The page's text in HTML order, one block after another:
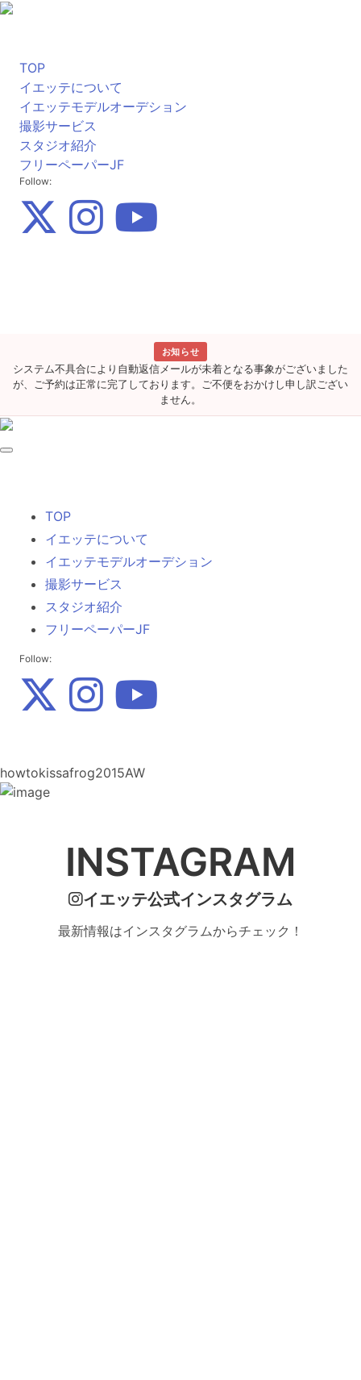
TOP
イエッテについて
イエッテモデルオーデション
撮影サービス
スタジオ紹介
フリーペーパーJF
Follow:
お知らせ
システム不具合により自動返信メールが未着となる事象がございました
が、ご予約は正常に完了しております。ご不便をおかけし申し訳ござい
ません。
TOP
イエッテについて
イエッテモデルオーデション
撮影サービス
スタジオ紹介
フリーペーパーJF
Follow:
howtokissafrog2015AW
INSTAGRAM
イエッテ公式インスタグラム
最新情報はインスタグラムからチェック！